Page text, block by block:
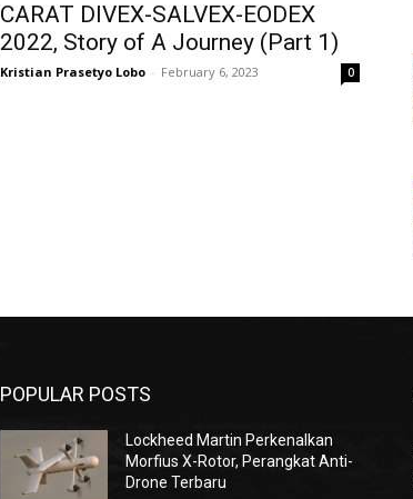
CARAT DIVEX-SALVEX-EODEX
2022, Story of A Journey (Part 1)
Kristian Prasetyo Lobo - February 6, 2023 0
POPULAR POSTS
Lockheed Martin Perkenalkan
Morfius X-Rotor, Perangkat Anti-
Drone Terbaru